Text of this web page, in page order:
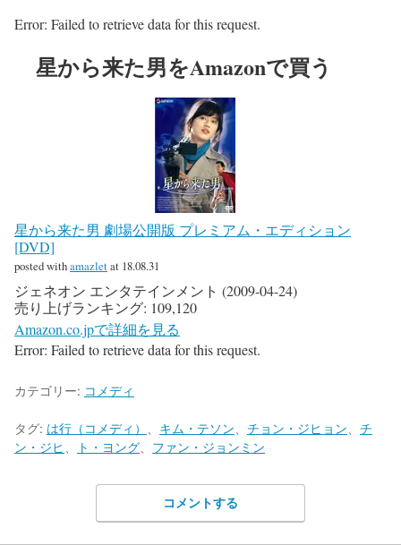
Error: Failed to retrieve data for this request.
星から来た男をAmazonで買う
星から来た男 劇場公開版 プレミアム・エディション
[DVD]
posted withamazletat 18.08.31
ジェネオン エンタテインメント (2009-04-24)
売り上げランキング: 109,120
Amazon.co.jpで詳細を見る
Error: Failed to retrieve data for this request.
カテゴリー: コメディ
タグ: は行（コメディ） キム・テソン チョン・ジヒョン
チ
ン・ジヒ
ト・ヨング ファン・ジョンミン
コメントする